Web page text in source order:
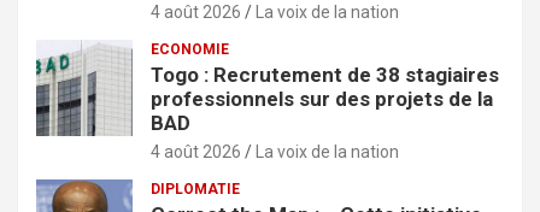
4 août 2026 La voix de la nation
ECONOMIE
Togo : Recrutement de 38 stagiaires
professionnels sur des projets de la
BAD
4 août 2026 La voix de la nation
DIPLOMATIE